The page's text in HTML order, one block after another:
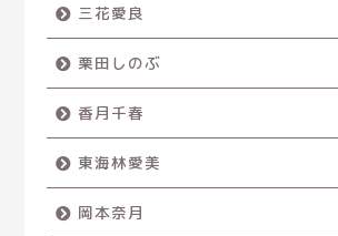
三花愛良
栗田しのぶ
香月千春
東海林愛美
岡本奈月